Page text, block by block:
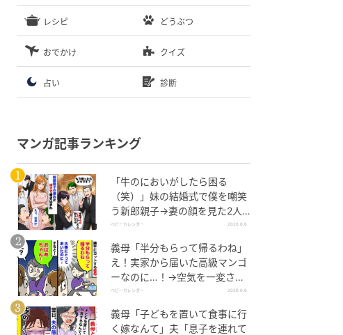
レシピ どうぶつ
おでかけ クイズ
占い 診断
マンガ記事ランキング
「牛のにおいがしたら困る
（笑）」妹の結婚式で僕を嘲笑
う新郎親子→妻の顔を見た2人
が絶句したワケ
ベビーカレンダー 2026.8.6
義母「半分もらって帰るわね」
え！実家から届いた高級マンゴ
ーなのに…！→空気を一変させ
た4歳娘の痛快な一言とは
ベビーカレンダー 2026.8.6
義母「子どもを置いて食事に行
く嫁なんて」夫「息子を連れて